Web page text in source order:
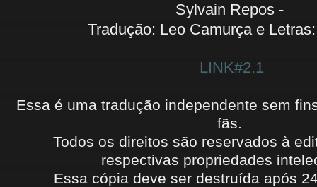
Sylvain Repos -
Tradução: Leo Camurça e
LINK#2.1
Essa é uma tradução independente sem
fãs.
Todos os direitos são reservados à
respectivas propriedades
Essa cópia deve ser destruída após